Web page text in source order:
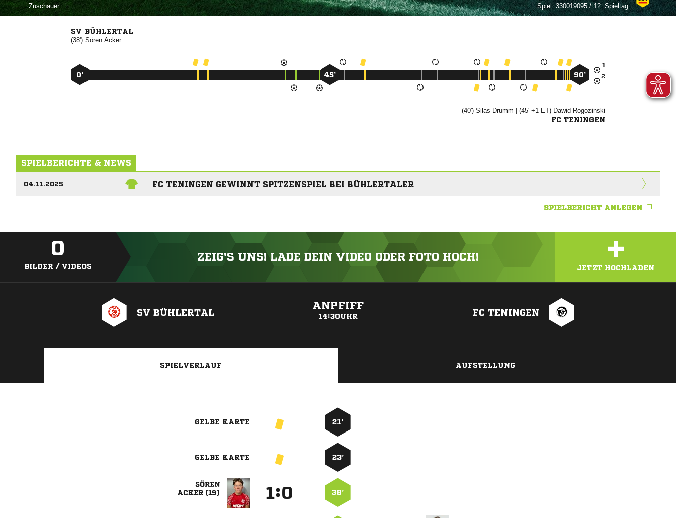
Zuschauer:
Spiel:330019095 / 12. Spieltag
SV BÜHLERTAL
(38') 


0’ 45’ 90’
(40')  | (45' +1 ET)  
FC TENINGEN
SPIELBERICHTE & NEWS
04.11.2025 FC TENINGEN GEWINNT SPITZENSPIEL BEI BÜHLERTALER
SPIELBERICHT ANLEGEN
0
BILDER / VIDEOS
ZEIG'S UNS! LADE DEIN VIDEO ODER FOTO HOCH! +
JETZT HOCHLADEN
SV BÜHLERTAL
ANPFIFF
14:30UHR FC TENINGEN
SPIELVERLAUF AUFSTELLUNG
GELBE KARTE 21’
GELBE KARTE 23’

 
: 38’